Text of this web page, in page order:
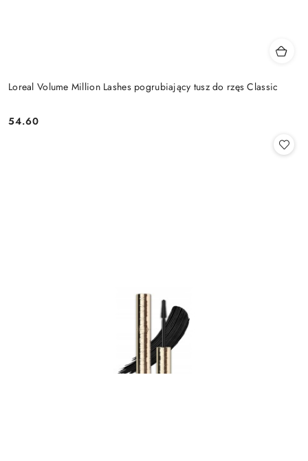
Loreal Volume Million Lashes pogrubiający tusz do rzęs Classic
Cena:
54.60